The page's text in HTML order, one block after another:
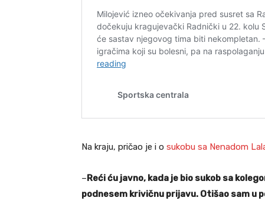
Na kraju, pričao je i o sukobu sa Nenadom
–Reći ću javno, kada je bio sukob sa
podnesem krivičnu prijavu. Otišao sam u